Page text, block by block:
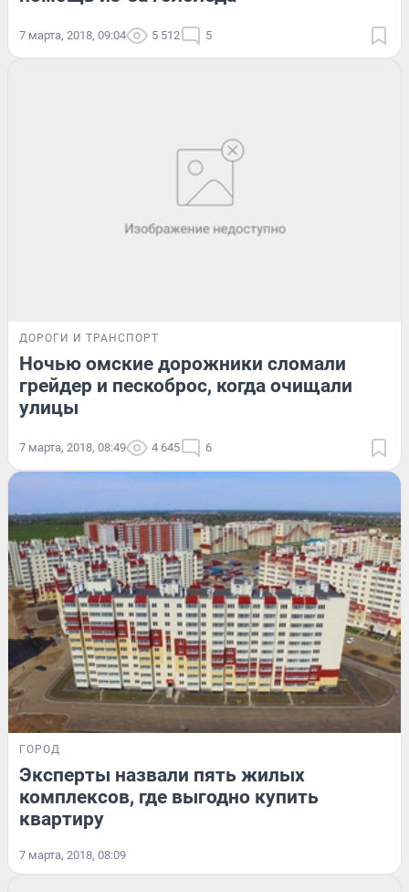
7 марта, 2018, 09:04 5 512 5
ДОРОГИ И ТРАНСПОРТ
Ночью омские дорожники сломали
грейдер и пескоброс, когда очищали
улицы
7 марта, 2018, 08:49 4 645 6
ГОРОД
Эксперты назвали пять жилых
комплексов, где выгодно купить
квартиру
7 марта, 2018, 08:09